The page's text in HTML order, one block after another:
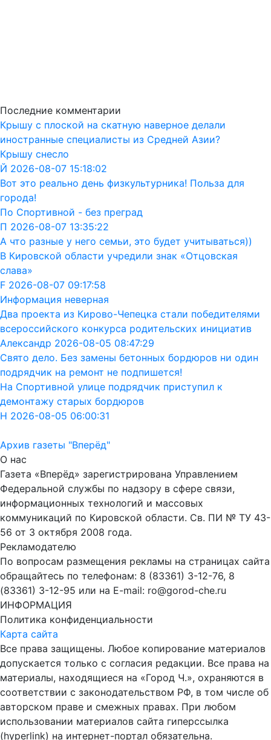
Последние комментарии
Крышу с плоской на скатную наверное делали
иностранные специалисты из Средней Азии?
Крышу снесло
Й 2026-08-07 15:18:02
Вот это реально день физкультурника! Польза для
города!
По Спортивной - без преград
П 2026-08-07 13:35:22
А что разные у него семьи, это будет учитываться))
В Кировской области учредили знак «Отцовская
слава»
F 2026-08-07 09:17:58
Информация неверная
Два проекта из Кирово-Чепецка стали победителями
всероссийского конкурса родительских инициатив
Александр 2026-08-05 08:47:29
Свято дело. Без замены бетонных бордюров ни один
подрядчик на ремонт не подпишется!
На Спортивной улице подрядчик приступил к
демонтажу старых бордюров
Н 2026-08-05 06:00:31
Архив газеты "Вперёд"
О нас
Газета «Вперёд» зарегистрирована Управлением
Федеральной службы по надзору в сфере связи,
информационных технологий и массовых
коммуникаций по Кировской области. Св. ПИ № ТУ 43-
56 от 3 октября 2008 года.
Рекламодателю
По вопросам размещения рекламы на страницах сайта
обращайтесь по телефонам: 8 (83361) 3-12-76, 8
(83361) 3-12-95 или на E-mail: ro@gorod-che.ru
ИНФОРМАЦИЯ
Политика конфиденциальности
Карта сайта
Все права защищены. Любое копирование материалов
допускается только с согласия редакции. Все права на
материалы, находящиеся на «Город Ч.», охраняются в
соответствии с законодательством РФ, в том числе об
авторском праве и смежных правах. При любом
использовании материалов сайта гиперссылка
(hyperlink) на интернет-портал обязательна.